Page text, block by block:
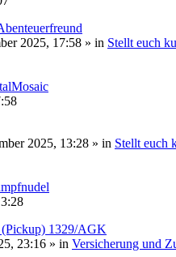
2025, 17:58 » in Stellt euch
2025, 13:28 » in Stellt euch
(Pickup) 1329/AGK
23:16 » in Versicherung und